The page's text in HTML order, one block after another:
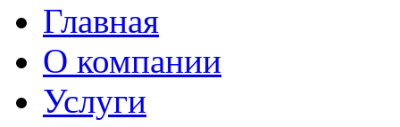
Главная
О компании
Услуги